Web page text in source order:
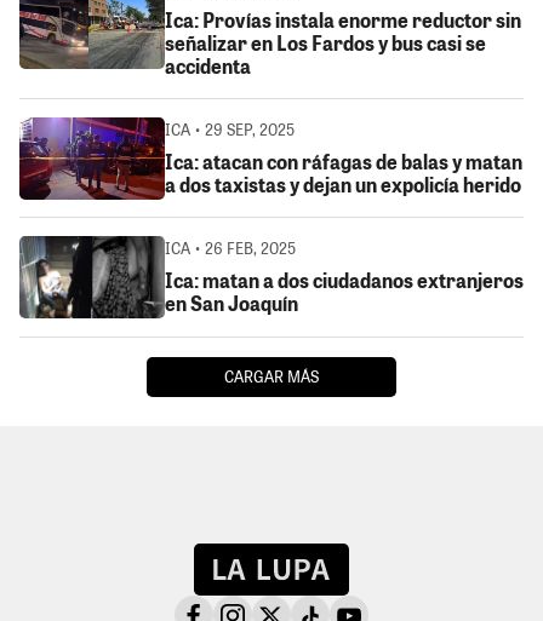
Ica: Provías instala enorme reductor sin
señalizar en Los Fardos y bus casi se
accidenta
ICA • 29 SEP, 2025
Ica: atacan con ráfagas de balas y matan
a dos taxistas y dejan un expolicía herido
ICA • 26 FEB, 2025
Ica: matan a dos ciudadanos extranjeros
en San Joaquín
CARGAR MÁS